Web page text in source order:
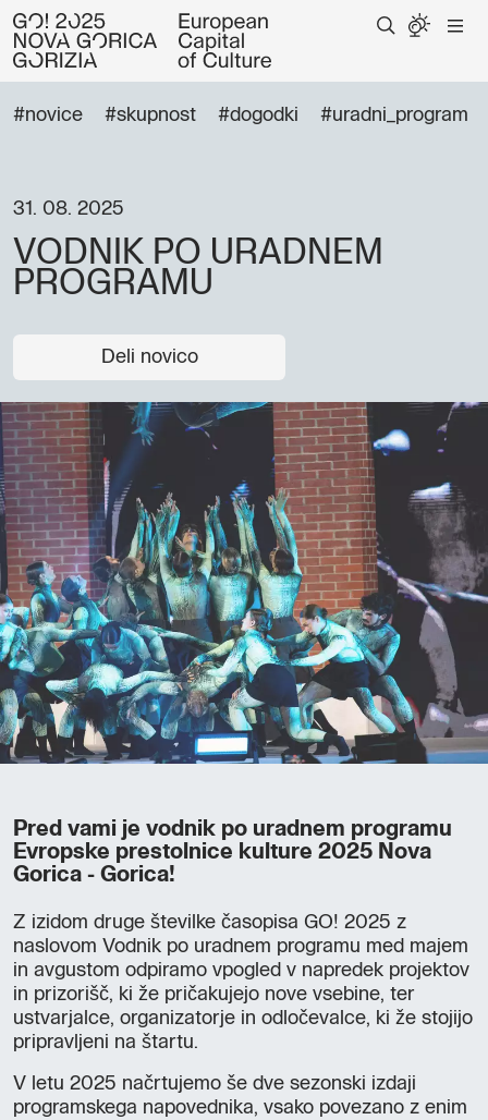
#novice #skupnost #dogodki #uradni_program
31. 08. 2025
VODNIK PO URADNEM
PROGRAMU
Deli novico
Pred vami je vodnik po uradnem programu
Evropske prestolnice kulture 2025 Nova
Gorica - Gorica!
Z izidom druge številke časopisa GO! 2025 z
naslovom Vodnik po uradnem programu med majem
in avgustom odpiramo vpogled v napredek projektov
in prizorišč, ki že pričakujejo nove vsebine, ter
ustvarjalce, organizatorje in odločevalce, ki že stojijo
pripravljeni na štartu.
V letu 2025 načrtujemo še dve sezonski izdaji
programskega napovednika, vsako povezano z enim